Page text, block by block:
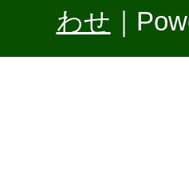
わせ ｜